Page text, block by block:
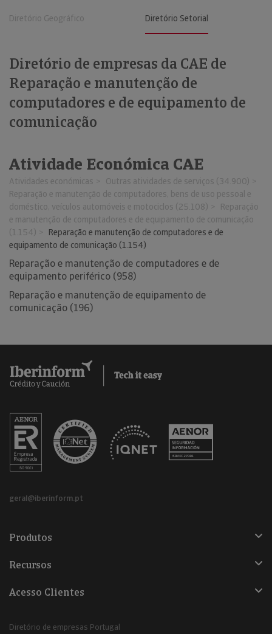
Diretório Geográfico Diretório Setorial
Diretório de empresas da CAE de
Reparação e manutenção de
computadores e de equipamento de
comunicação
Atividade Económica CAE
Atividades económicas
Outras atividades de serviços (34.900)
Reparação e manutenção de computadores, bens de uso pessoal e
doméstico, veículos automóveis e motociclos (25.108)
Reparação
e manutenção de computadores e de equipamento de comunicação
(1.154)
Reparação e manutenção de computadores e de
equipamento de comunicação (1.154)
Reparação e manutenção de computadores e de
equipamento periférico (958)
Reparação e manutenção de equipamento de
comunicação (196)
geral@iberinform.pt
Produtos
Recursos
Acesso Clientes
Diretório de empresas Portugal